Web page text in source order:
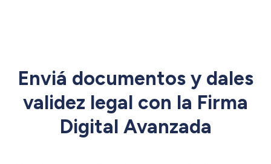
Enviá documentos y dales
validez legal con la Firma
Digital Avanzada